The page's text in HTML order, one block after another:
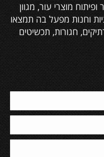
מוצרי עור, מגוון
וחנות מפעל בה תמצאו
חגורות, תכשיטים